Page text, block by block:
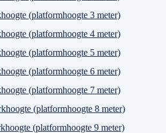
(platformhoogte 3 meter)
(platformhoogte 4 meter)
(platformhoogte 5 meter)
(platformhoogte 6 meter)
(platformhoogte 7 meter)
(platformhoogte 8 meter)
(platformhoogte 9 meter)